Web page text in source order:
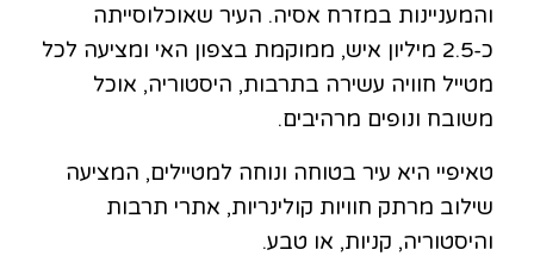
והמעניינות במזרח אסיה. העיר שאוכלוסייתה
כ-2.5 מיליון איש, ממוקמת בצפון האי ומציעה לכל
מטייל חוויה עשירה בתרבות, היסטוריה, אוכל
משובח ונופים מרהיבים.
טאיפיי היא עיר בטוחה ונוחה למטיילים, המציעה
שילוב מרתק חוויות קולינריות, אתרי תרבות
והיסטוריה, קניות, או טבע.